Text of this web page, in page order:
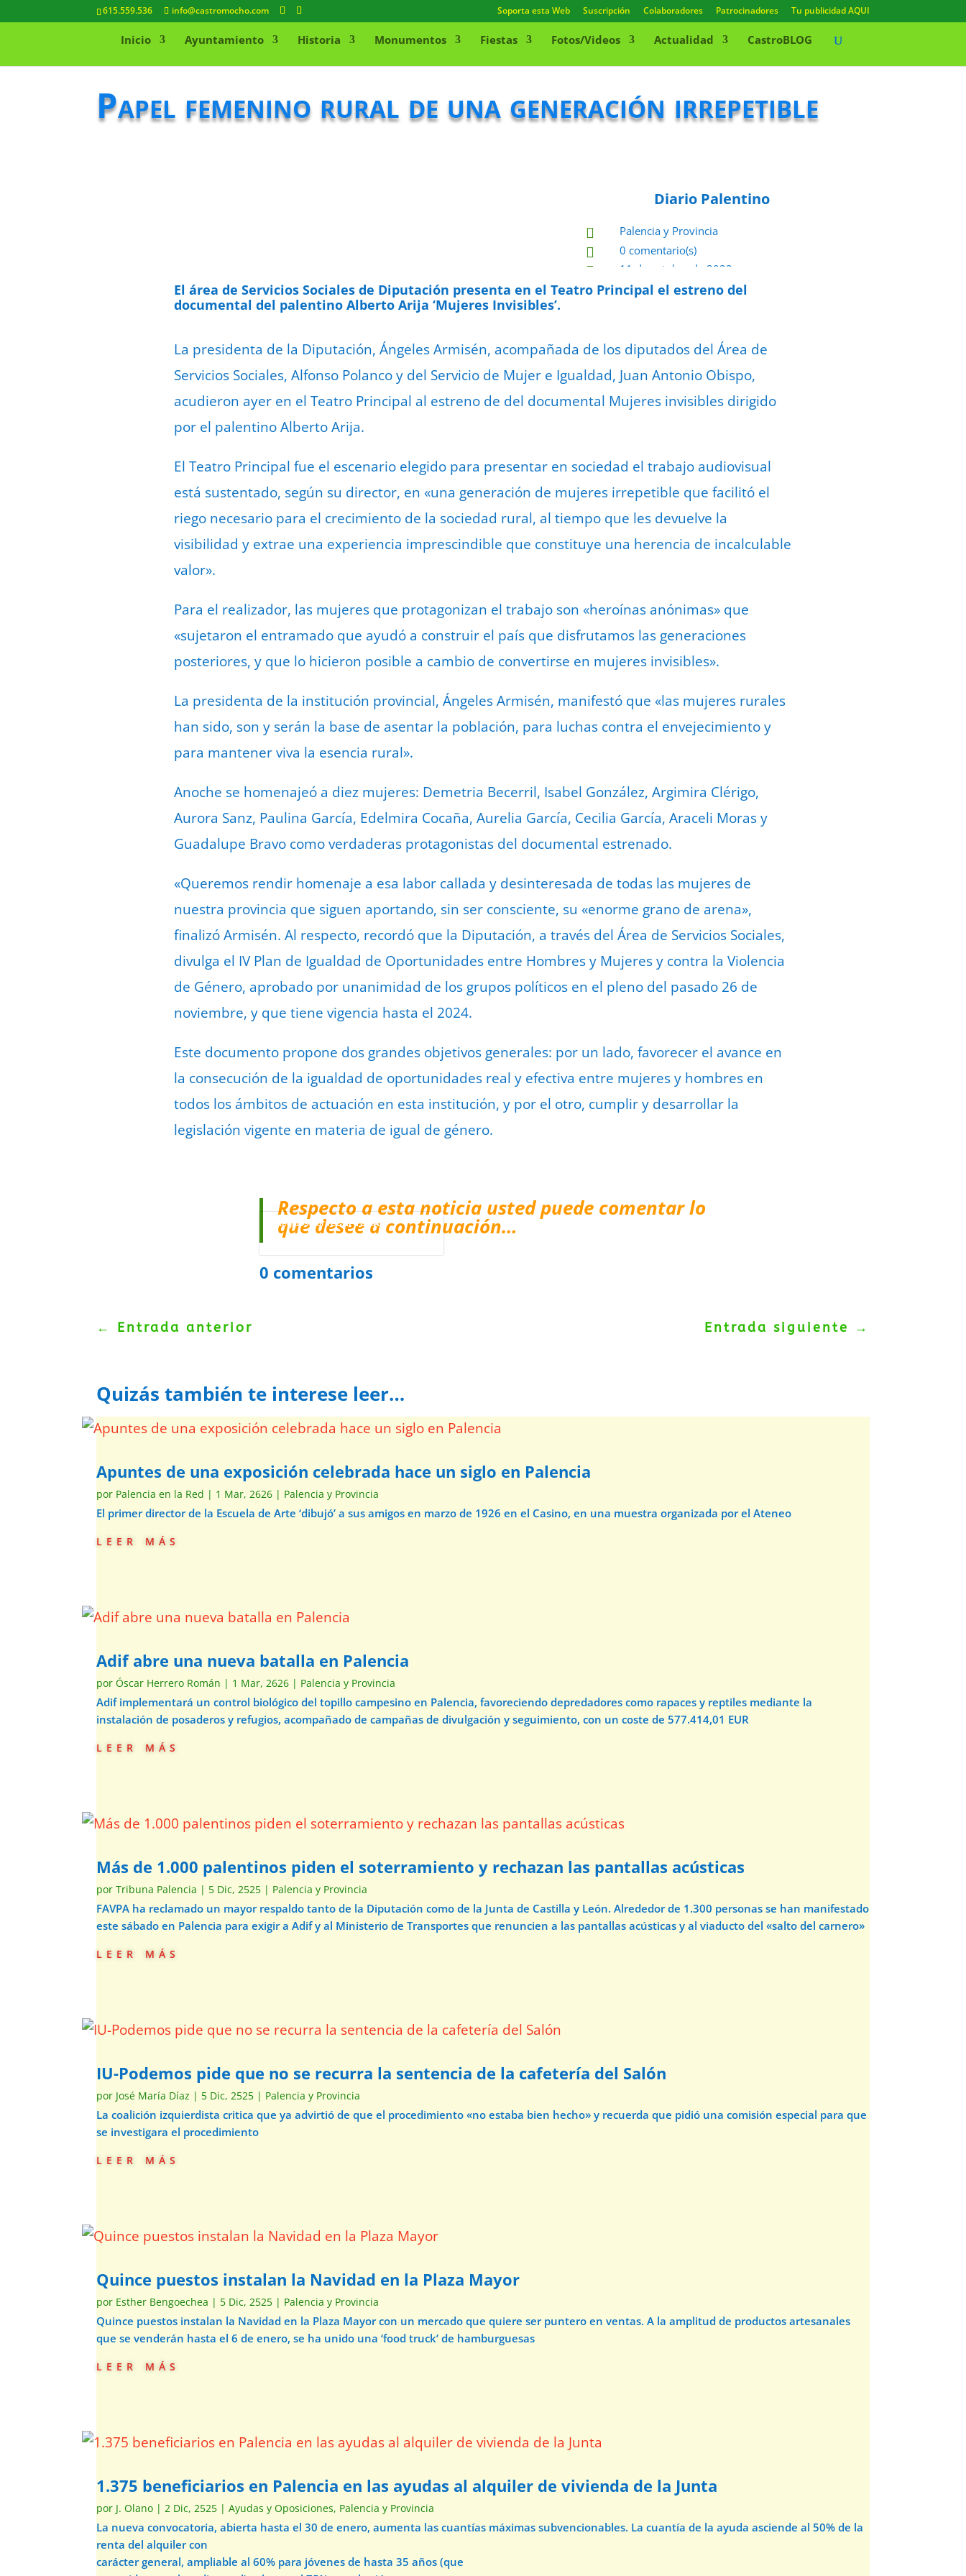
615.559.536 info@castromocho.com Soporta esta Web Suscripción Colaboradores Patrocinadores Tu publicidad AQUI
Inicio Ayuntamiento Historia Monumentos Fiestas Fotos/Videos Actualidad CastroBLOG
Papel femenino rural de una generación irrepetible
Diario Palentino
 Palencia y Provincia
 0 comentario(s)
 11 de octubre de 2022
El área de Servicios Sociales de Diputación presenta en el Teatro Principal el estreno del
documental del palentino Alberto Arija ‘Mujeres Invisibles’.
La presidenta de la Diputación, Ángeles Armisén, acompañada de los diputados del Área de
Servicios Sociales, Alfonso Polanco y del Servicio de Mujer e Igualdad, Juan Antonio Obispo,
acudieron ayer en el Teatro Principal al estreno de del documental Mujeres invisibles dirigido
por el palentino Alberto Arija.
El Teatro Principal fue el escenario elegido para presentar en sociedad el trabajo audiovisual
está sustentado, según su director, en «una generación de mujeres irrepetible que facilitó el
riego necesario para el crecimiento de la sociedad rural, al tiempo que les devuelve la
visibilidad y extrae una experiencia imprescindible que constituye una herencia de incalculable
valor».
Para el realizador, las mujeres que protagonizan el trabajo son «heroínas anónimas» que
«sujetaron el entramado que ayudó a construir el país que disfrutamos las generaciones
posteriores, y que lo hicieron posible a cambio de convertirse en mujeres invisibles».
La presidenta de la institución provincial, Ángeles Armisén, manifestó que «las mujeres rurales
han sido, son y serán la base de asentar la población, para luchas contra el envejecimiento y
para mantener viva la esencia rural».
Anoche se homenajeó a diez mujeres: Demetria Becerril, Isabel González, Argimira Clérigo,
Aurora Sanz, Paulina García, Edelmira Cocaña, Aurelia García, Cecilia García, Araceli Moras y
Guadalupe Bravo como verdaderas protagonistas del documental estrenado.
«Queremos rendir homenaje a esa labor callada y desinteresada de todas las mujeres de
nuestra provincia que siguen aportando, sin ser consciente, su «enorme grano de arena»,
finalizó Armisén. Al respecto, recordó que la Diputación, a través del Área de Servicios Sociales,
divulga el IV Plan de Igualdad de Oportunidades entre Hombres y Mujeres y contra la Violencia
de Género, aprobado por unanimidad de los grupos políticos en el pleno del pasado 26 de
noviembre, y que tiene vigencia hasta el 2024.
Este documento propone dos grandes objetivos generales: por un lado, favorecer el avance en
la consecución de la igualdad de oportunidades real y efectiva entre mujeres y hombres en
todos los ámbitos de actuación en esta institución, y por el otro, cumplir y desarrollar la
legislación vigente en materia de igual de género.
Respecto a esta noticia usted puede comentar lo
que desee a continuación…
0 comentarios
Protegidos por reCAPTCHA
← Entrada anterior Entrada siguiente →
Quizás también te interese leer…
Apuntes de una exposición celebrada hace un siglo en Palencia
por Palencia en la Red | 1 Mar, 2626 | Palencia y Provincia
El primer director de la Escuela de Arte ‘dibujó’ a sus amigos en marzo de 1926 en el Casino, en una muestra organizada por el Ateneo
leer más
Adif abre una nueva batalla en Palencia
porÓscar Herrero Román | 1 Mar, 2626 | Palencia y Provincia
Adif implementará un control biológico del topillo campesino en Palencia, favoreciendo depredadores como rapaces y reptiles mediante la
instalación de posaderos y refugios, acompañado de campañas de divulgación y seguimiento, con un coste de 577.414,01 EUR
leer más
Más de 1.000 palentinos piden el soterramiento y rechazan las pantallas acústicas
porTribuna Palencia | 5 Dic, 2525 | Palencia y Provincia
FAVPA ha reclamado un mayor respaldo tanto de la Diputación como de la Junta de Castilla y León. Alrededor de 1.300 personas se han manifestado
este sábado en Palencia para exigir a Adif y al Ministerio de Transportes que renuncien a las pantallas acústicas y al viaducto del «salto del carnero»
leer más
IU-Podemos pide que no se recurra la sentencia de la cafetería del Salón
por José María Díaz | 5 Dic, 2525 | Palencia y Provincia
La coalición izquierdista critica que ya advirtió de que el procedimiento «no estaba bien hecho» y recuerda que pidió una comisión especial para que
se investigara el procedimiento
leer más
Quince puestos instalan la Navidad en la Plaza Mayor
por Esther Bengoechea | 5 Dic, 2525 | Palencia y Provincia
Quince puestos instalan la Navidad en la Plaza Mayor con un mercado que quiere ser puntero en ventas. A la amplitud de productos artesanales
que se venderán hasta el 6 de enero, se ha unido una ‘food truck’ de hamburguesas
leer más
1.375 beneficiarios en Palencia en las ayudas al alquiler de vivienda de la Junta
por J. Olano |2 Dic, 2525 |Ayudas y Oposiciones, Palencia y Provincia
La nueva convocatoria, abierta hasta el 30 de enero, aumenta las cuantías máximas subvencionables. La cuantía de la ayuda asciende al 50% de la
renta del alquiler con
carácter general, ampliable al 60% para jóvenes de hasta 35 años (que